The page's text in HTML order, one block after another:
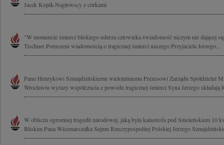
Jacek Kopik-Nagłowscy z córkami
"W momencie śmierci bliskiego uderza człowieka świadomość niczym nie dającej
Tischner Poruszeni wiadomością o tragicznej śmierci naszego Przyjaciela Jerzego...
Panu Henrykowi Szmajdzińskiemu wieloletniemu Prezesowi Zarządu Spółdzielni
Wrocławiu wyrazy współczucia z powodu tragicznej śmierci Syna Jerzego składają
W obliczu ogromnej tragedii narodowej, jaką była katastrofa pod Smoleńskiem 10
Bliskim Pana Wicemarszałka Sejmu Rzeczypospolitej Polskiej Jerzego